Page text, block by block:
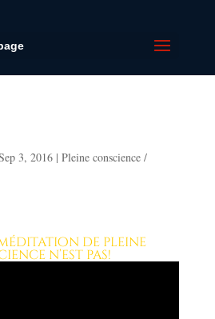
3, 2016| Pleine conscience /
de pleine
n’est pas!